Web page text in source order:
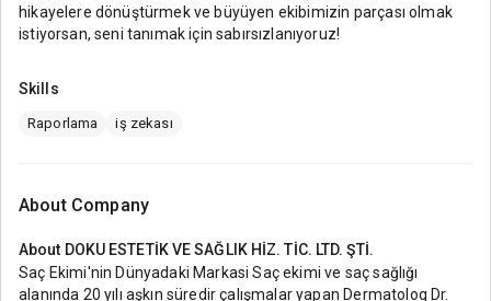
hikayelere dönüştürmek ve büyüyen ekibimizin parçası olmak
istiyorsan, seni tanımak için sabırsızlanıyoruz!
Skills
Raporlama iş zekası
About Company
About DOKU ESTETİK VE SAĞLIK HİZ. TİC. LTD. ŞTİ.
Saç Ekimi'nin Dünyadaki Markasi Saç ekimi ve saç sağlığı
alanında 20 yılı aşkın süredir çalışmalar yapan Dermatolog Dr.